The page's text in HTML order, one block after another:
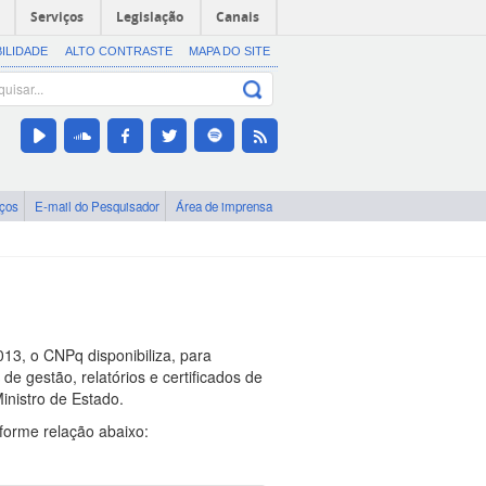
Serviços Legislação Canais
ALTO CONTRASTE MAPA DO SITE
E-mail do Pesquisador Área de imprensa
o CNPq disponibiliza, para
gestão, relatórios e certificados de
de Estado.
relação abaixo: